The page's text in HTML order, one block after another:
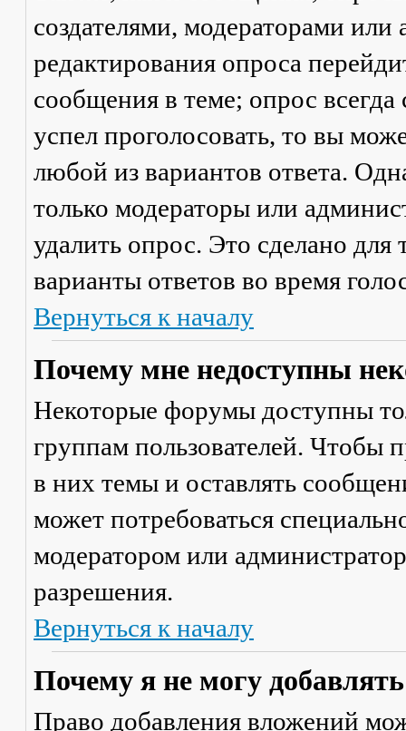
создателями, модераторами
редактирования опроса
сообщения в теме; опрос
успел проголосовать, то вы
любой из вариантов ответа.
только модераторы или
удалить опрос. Это сделано для
варианты ответов во время
Вернуться к началу
Почему мне недоступны
Некоторые форумы доступны
группам пользователей. Чтобы
в них темы и оставлять
может потребоваться
модератором или
разрешения.
Вернуться к началу
Почему я не могу
Право добавления вложений